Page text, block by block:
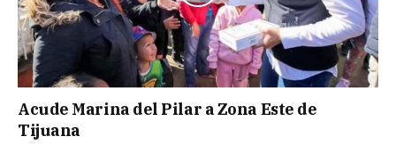
Acude Marina del Pilar a Zona Este de
Tijuana